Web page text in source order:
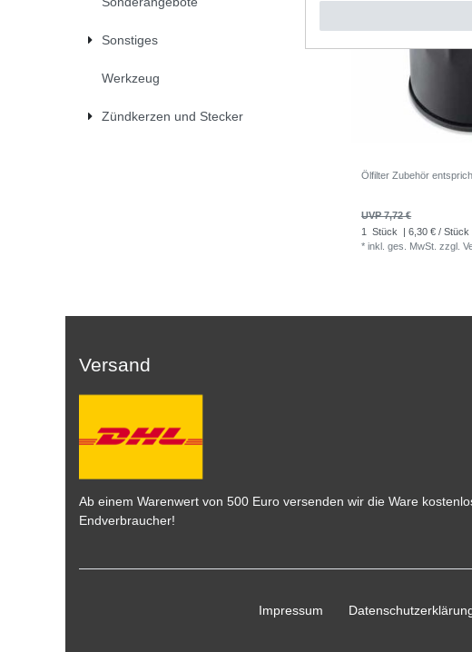
Sonstiges
Werkzeug
Zündkerzen und Stecker
Ölfilter Zubehör
UVP 7,72 €
1 Stück
| 6,30 € / Stück
*inkl. ges. MwSt. zzgl.
Versand
Ab einem Warenwert von 500 Euro versenden wir die Ware
Endverbraucher!
Impressum